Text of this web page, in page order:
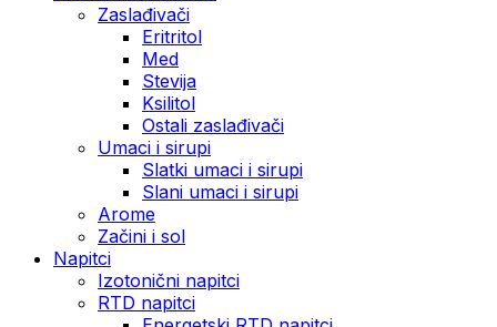
Zaslađivači
Eritritol
Med
Stevija
Ksilitol
Ostali zaslađivači
Umaci i sirupi
Slatki umaci i sirupi
Slani umaci i sirupi
Arome
Začini i sol
Napitci
Izotonični napitci
RTD napitci